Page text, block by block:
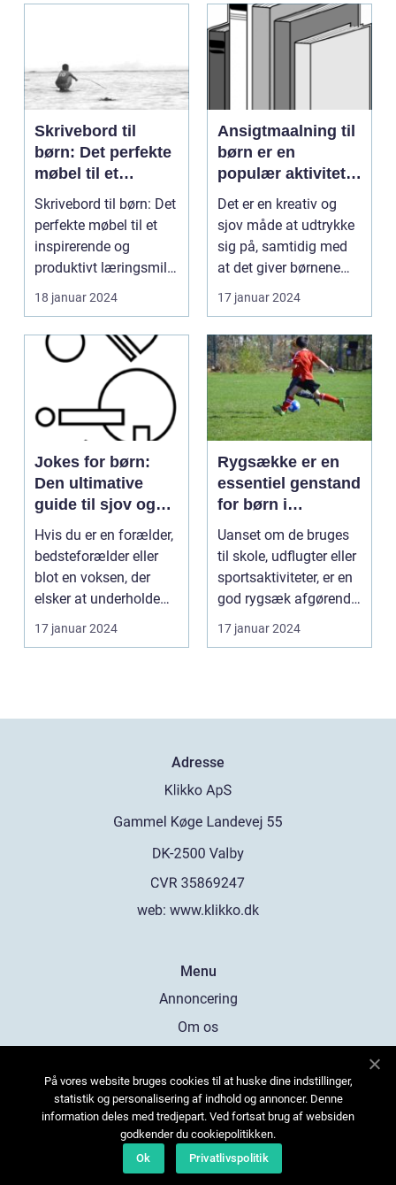
Skrivebord til
børn: Det perfekte
møbel til et
inspirerende og
produktivt
læringsmiljø
Skrivebord til børn: Det
perfekte møbel til et
inspirerende og
produktivt læringsmiljø
Indledning: ...
18 januar 2024
Ansigtmaalning til
børn er en
populær aktivitet,
der spænder over
flere årtier
Det er en kreativ og
sjov måde at udtrykke
sig på, samtidig med
at det giver børnene
mulighed for at...
17 januar 2024
Jokes for børn:
Den ultimative
guide til sjov og
latter for de små
Hvis du er en forælder,
bedsteforælder eller
blot en voksen, der
elsker at underholde
børn, er "joke...
17 januar 2024
Rygsække er en
essentiel genstand
for børn i
dagligdagen
Uanset om de bruges
til skole, udflugter eller
sportsaktiviteter, er en
god rygsæk afgørende
for at ...
17 januar 2024
Adresse
web: www.klikko.dk
Menu
Annoncering
Om os
Kontakt os
Sitemap
På vores website bruges cookies til at huske dine indstillinger,
statistik og personalisering af indhold og annoncer. Denne
information deles med tredjepart. Ved fortsat brug af websiden
godkender du cookiepolitikken.
Ok
Privatlivspolitik